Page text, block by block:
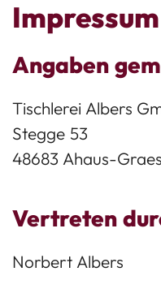
Impressum
Angaben
Tischlerei Albers
Stegge 53
48683 Ahaus-Graes
Vertreten
Norbert Albers